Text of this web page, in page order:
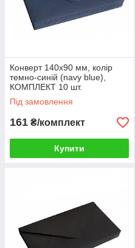
Конверт 140x90 мм, колір
темно-синій (navy blue),
КОМПЛЕКТ 10 шт.
Під замовлення
161 ₴/комплект
Купити